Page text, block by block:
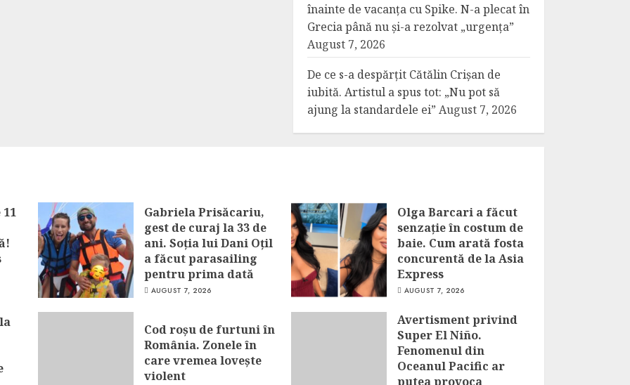
înainte de vacanța cu Spike. N-a plecat în
Grecia până nu și-a rezolvat „urgența”
August 7, 2026
De ce s-a despărțit Cătălin Crișan de
iubită. Artistul a spus tot: „Nu pot să
ajung la standardele ei” August 7, 2026
Gabriela Prisăcariu,
gest de curaj la 33 de
ani. Soția lui Dani Oțil
a făcut parasailing
pentru prima dată
AUGUST 7, 2026
Olga Barcari a făcut
senzație în costum de
baie. Cum arată fosta
concurentă de la Asia
Express
AUGUST 7, 2026
Cod roșu de furtuni în
România. Zonele în
care vremea lovește
violent
Avertisment privind
Super El Niño.
Fenomenul din
Oceanul Pacific ar
putea provoca